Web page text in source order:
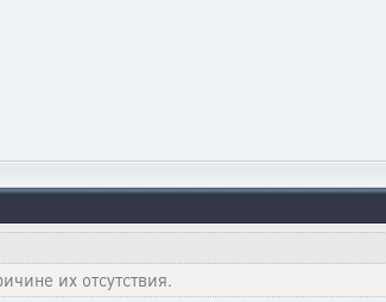
их отсутствия.